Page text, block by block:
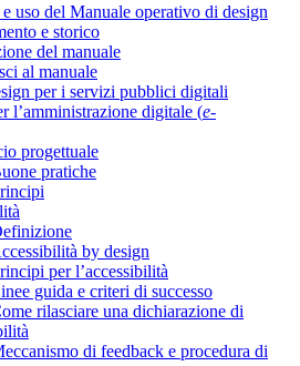
uso del Manuale operativo di design
e storico
del manuale
al manuale
per i servizi pubblici digitali
l’amministrazione digitale (e-
progettuale
pratiche
by design
per l’accessibilità
guida e criteri di successo
rilasciare una dichiarazione di
di feedback e procedura di